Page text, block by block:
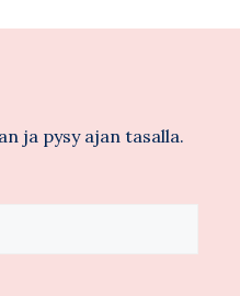
ja pysy ajan tasalla.